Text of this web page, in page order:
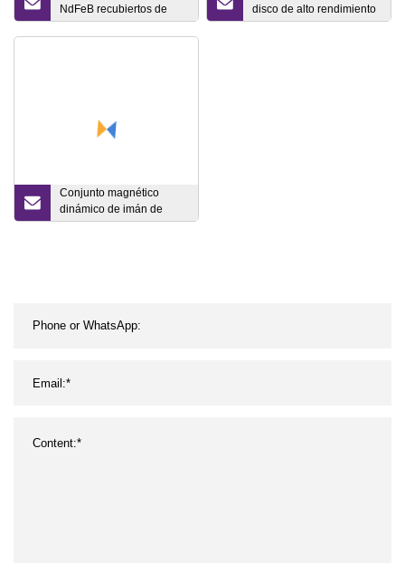
NdFeB recubiertos de
goma con imanes de
copa de tornillo
disco de alto rendimiento
a la moda
Conjunto magnético
dinámico de imán de
disco sinterizado de